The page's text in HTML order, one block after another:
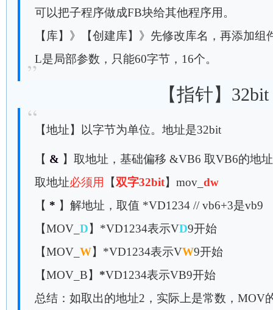
可以把子程序做成FB块给其他程序用。
【库】》【创建库】》先修改库名，再添加组
L是局部参数，只能60字节，16个。
【指针】32bit
【地址】以字节为单位。地址是32bit
【 & 】取地址，基础偏移 &VB6 取VB6的地
取地址必须用 【双字32bit】mov_ dw
【 * 】解地址，取值 *VD1234 // vb6+3是vb9
【MOV_ D】*VD1234表示VD9开始
【MOV_ W】*VD1234表示VW9开始
【MOV_B】 *VD1234表示VB9开始
总结：如取出的地址2，实际上是常数，MOV